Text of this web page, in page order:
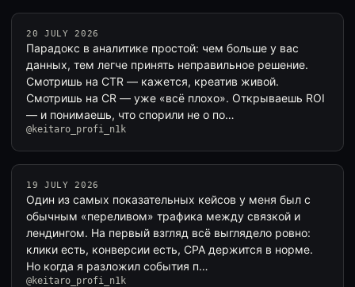
20 JULY 2026
Парадокс в аналитике простой: чем больше у вас
данных, тем легче принять неправильное решение.
Смотришь на CTR — кажется, креатив живой.
Смотришь на CR — уже «всё плохо». Открываешь ROI
— и понимаешь, что спорили не о по…
@keitaro_profi_n1k
19 JULY 2026
Один из самых показательных кейсов у меня был с
обычным «переливом» трафика между связкой и
лендингом. На первый взгляд всё выглядело ровно:
клики есть, конверсии есть, CPA держится в норме.
Но когда я разложил события п…
@keitaro_profi_n1k